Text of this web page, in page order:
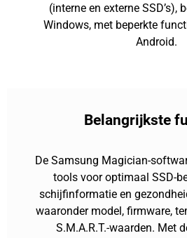
(interne en externe SSD’s),
Windows, met beperkte
Android.
Belangrijkste
De Samsung Magician-
tools voor optimaal SSD-
schijfinformatie en
waaronder model, firmware,
S.M.A.R.T.-waarden. Met